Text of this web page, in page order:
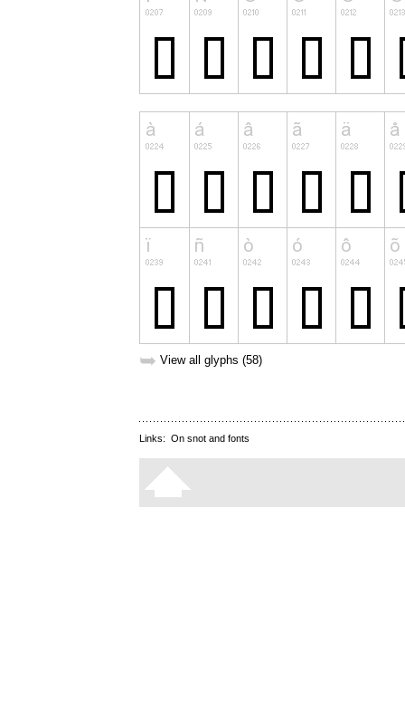
➥ View all glyphs (58)
Links: On snot and fonts